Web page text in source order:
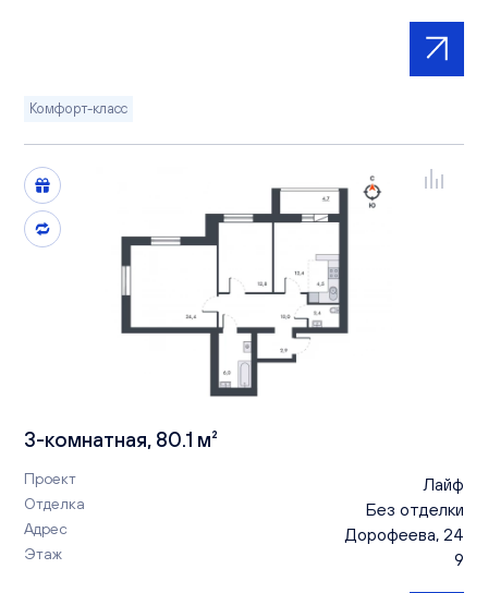
Комфорт-класс
3-комнатная, 80.1 м²
Проект Лайф
Отделка Без отделки
Адрес Дорофеева, 24
Этаж 9